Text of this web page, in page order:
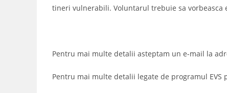
tineri vulnerabili. Voluntarul trebuie sa
Pentru mai multe detalii asteptam un e-mail la
Pentru mai multe detalii legate de programul